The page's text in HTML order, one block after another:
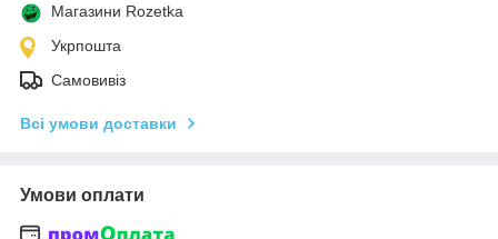
Магазини Rozetka
Укрпошта
Самовивіз
Всі умови доставки
Умови оплати